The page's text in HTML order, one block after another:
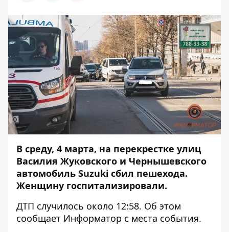
В среду, 4 марта, на перекрестке улиц
Василия Жуковского и Чернышевского
автомобиль Suzuki сбил пешехода.
Женщину госпитализировали.
ДТП случилось около 12:58. Об этом
сообщает Информатор с места события.